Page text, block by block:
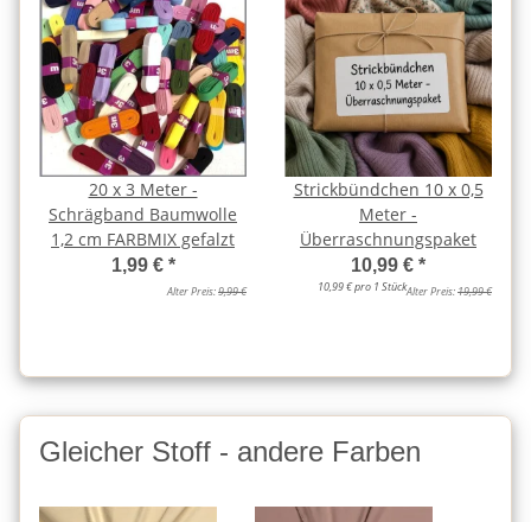
20 x 3 Meter -
Schrägband Baumwolle
1,2 cm FARBMIX gefalzt
1,99 € *
Alter Preis:9,99 €
Strickbündchen 10 x 0,5
Meter -
Überraschnungspaket
10,99 € *
10,99 € pro 1 StückAlter Preis:19,99 €
Gleicher Stoff - andere Farben